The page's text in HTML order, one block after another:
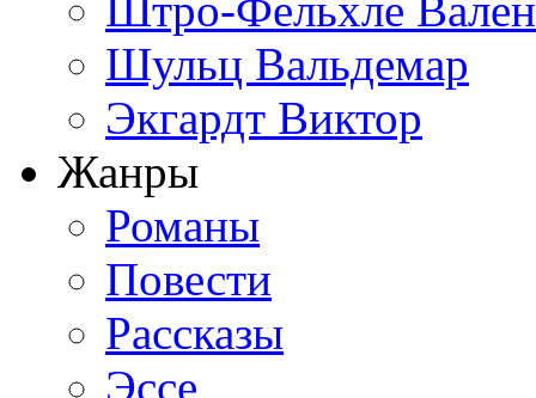
Шульц Вальдемар
Экгардт Виктор
Жанры
Романы
Повести
Рассказы
Эссе